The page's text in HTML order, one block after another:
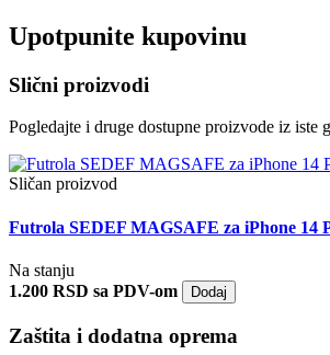
Upotpunite kupovinu
Slični proizvodi
Pogledajte i druge dostupne proizvode iz iste
Sličan proizvod
Futrola SEDEF MAGSAFE za iPhone 14
Na stanju
1.200 RSD sa PDV-om
Dodaj
Zaštita i dodatna oprema